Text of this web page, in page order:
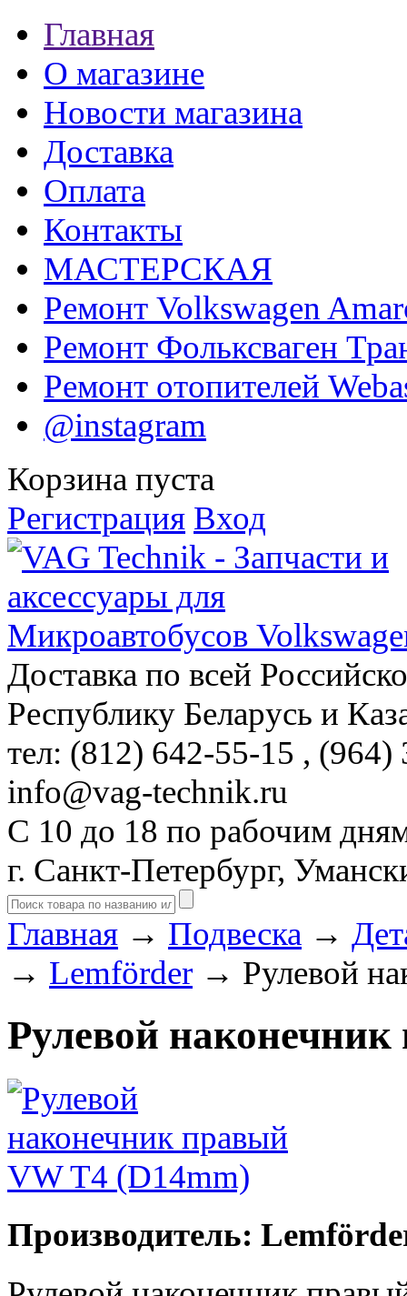
Главная
О магазине
Новости магазина
Доставка
Оплата
Контакты
МАСТЕРСКАЯ
Ремонт Volkswagen
Ремонт Фольксваген
Ремонт отопителей
@instagram
Корзина пуста
Регистрация Вход
Доставка по всей
Республику Беларусь и
тел: (812) 642-55-15 , (964)
info@vag-technik.ru
С 10 до 18 по рабочим
г. Санкт-Петербург,
Главная → Подвеска →
→ Lemförder → Рулевой
Рулевой
Производитель: